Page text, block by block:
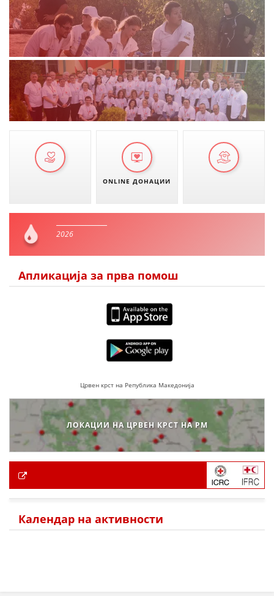
ONLINE ДОНАЦИИ
2026
Апликација за прва помош
Црвен крст на Република Македонија
ЛОКАЦИИ НА ЦРВЕН КРСТ НА РМ
Календар на активности